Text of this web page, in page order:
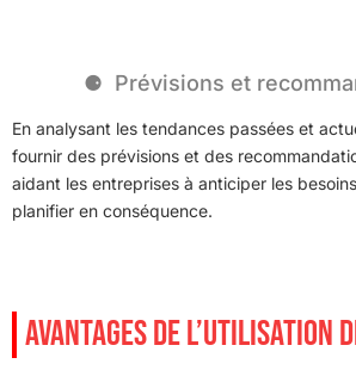
Prévisions et
En analysant les tendances passées et
fournir des prévisions et des
aidant les entreprises à anticiper les
planifier en conséquence.
AVANTAGES DE L’UTILISATION